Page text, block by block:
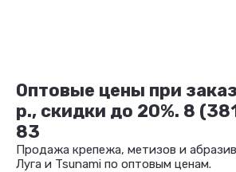
Оптовые цены при
р., скидки до 20%. 8
83
Продажа крепежа, метизов и
Луга и Tsunami по оптовым ценам.